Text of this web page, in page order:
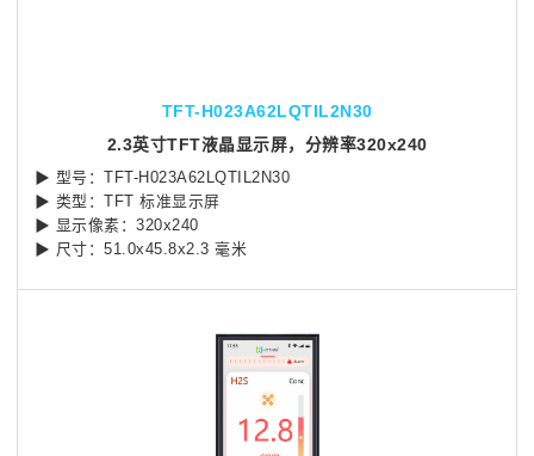
TFT-H023A62LQTIL2N30
2.3英寸TFT液晶显示屏，分辨率320x240
▶ 型号：TFT-H023A62LQTIL2N30
▶ 类型：TFT 标准显示屏
▶ 显示像素：320x240
▶ 尺寸：51.0x45.8x2.3 毫米